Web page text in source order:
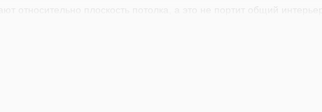
относительно плоскость потолка, а это не портит общий интерьер.